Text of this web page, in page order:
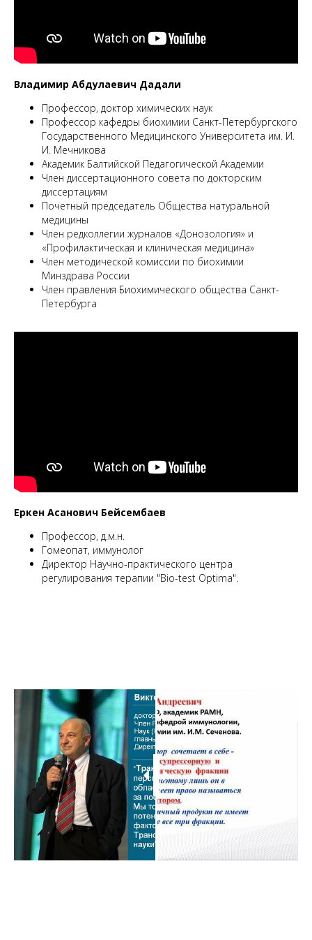
Владимир Абдулаевич Дадали
Профессор, доктор химических наук
Профессор кафедры биохимии Санкт-Петербургского
Государственного Медицинского Университета им. И.
И. Мечникова
Академик Балтийской Педагогической Академии
Член диссертационного совета по докторским
диссертациям
Почетный председатель Общества натуральной
медицины
Член редколлегии журналов «Донозология» и
«Профилактическая и клиническая медицина»
Член методической комиссии по биохимии
Минздрава России
Член правления Биохимического общества Санкт-
Петербурга
Еркен Асанович Бейсембаев
Профессор, д.м.н.
Гомеопат, иммунолог
Директор Научно-практического центра
регулирования терапии "Bio-test Optima".